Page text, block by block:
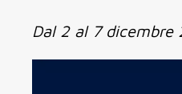
Dal 2 al 7 dicembre